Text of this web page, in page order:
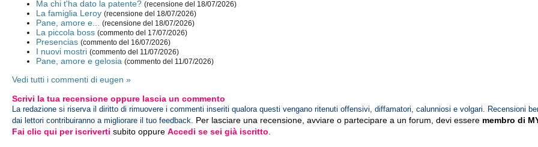
Ma chi t'ha dato la patente? (recensione del 18/07/2026)
La famiglia Leroy (recensione del 18/07/2026)
Pane, amore e... (recensione del 18/07/2026)
La piccola boss (commento del 17/07/2026)
Presencias (commento del 16/07/2026)
I nuovi mostri (commento del 11/07/2026)
Pane, amore e gelosia (commento del 11/07/2026)
Vedi tutti i commenti di eugen »
Scrivi la tua recensione oppure lascia un commento
La redazione si riserva il diritto di rimuovere i commenti inseriti qualora questi vengano ritenuti offensivi, diffamatori, calunniosi e volgari. Recensioni
dai lettori contribuiranno a migliorare il tuo feedback. Per lasciare una recensione, avviare o partecipare a un forum, devi essere membro di
Fai clic qui per iscriverti subito oppureAccedi se sei già iscritto